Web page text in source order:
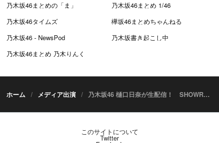
乃木坂46まとめの「ま」
乃木坂46まとめ 1/46
乃木坂46タイムズ
欅坂46まとめちゃんねる
乃木坂46 - NewsPod
乃木坂書き起こし中
乃木坂46まとめ 乃木りんく
ホーム メディア出演 乃木坂46 樋口日奈が生配信！ SHOWROOM「のぎおび⊿」【11/14 19:15頃～】
このサイトについて
Twitter